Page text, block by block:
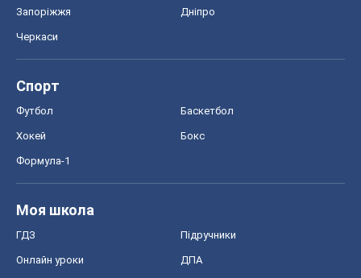
Запоріжжя Дніпро
Черкаси
Спорт
Футбол Баскетбол
Хокей Бокс
Формула-1
Моя школа
ГДЗ Підручники
Онлайн уроки ДПА